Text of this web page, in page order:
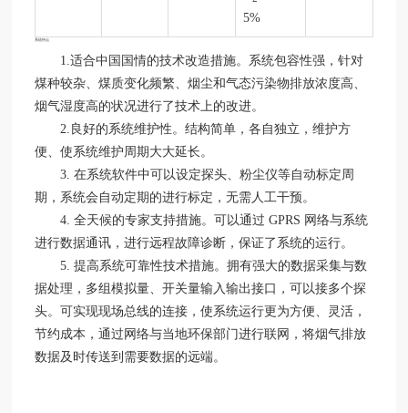
5%
系统特点
1.适合中国国情的技术改造措施。系统包容性强，针对
煤种较杂、煤质变化频繁、烟尘和气态污染物排放浓度高、
烟气湿度高的状况进行了技术上的改进。
2.良好的系统维护性。结构简单，各自独立，维护方
便、使系统维护周期大大延长。
3. 在系统软件中可以设定探头、粉尘仪等自动标定周
期，系统会自动定期的进行标定，无需人工干预。
4. 全天候的专家支持措施。可以通过 GPRS 网络与系统
进行数据通讯，进行远程故障诊断，保证了系统的运行。
5. 提高系统可靠性技术措施。拥有强大的数据采集与数
据处理，多组模拟量、开关量输入输出接口，可以接多个探
头。可实现现场总线的连接，使系统运行更为方便、灵活，
节约成本，通过网络与当地环保部门进行联网，将烟气排放
数据及时传送到需要数据的远端。